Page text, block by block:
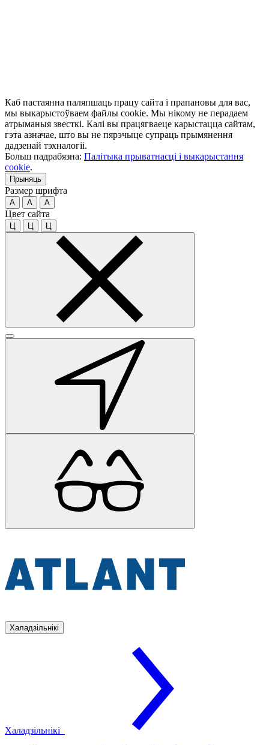
Каб пастаянна паляпшаць працу сайта і прапановы для вас,
мы выкарыстоўваем файлы cookie. Мы нікому не перадаем
атрыманыя звесткі. Калі вы працягваеце карыстацца сайтам,
гэта азначае, што вы не пярэчыце супраць прымянення
дадзенай тэхналогіі.
Больш падрабязна: Палітыка прыватнасці і выкарыстання
cookie.
Прыняць
Размер шрифта
A A A
Цвет сайта
Ц Ц Ц
Халадзільнікі
Халадзільнікі